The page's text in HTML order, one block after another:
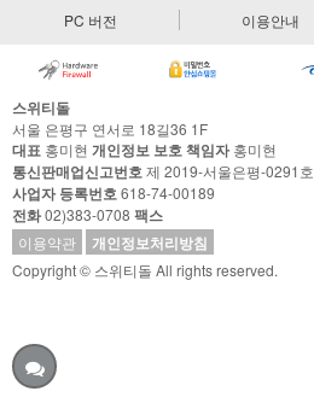
PC 버전 이용안내
스위티돌
서울 은평구 연서로 18길36 1F
대표 홍미현 개인정보 보호 책임자홍미현
통신판매업신고번호제 2019-서울은평-0291호
사업자 등록번호618-74-00189
전화02)383-0708 팩스
이용약관 개인정보처리방침
Copyright © 스위티돌 All rights reserved.